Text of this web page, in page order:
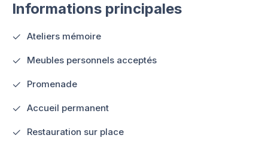
Informations principales
Ateliers mémoire
Meubles personnels acceptés
Promenade
Accueil permanent
Restauration sur place